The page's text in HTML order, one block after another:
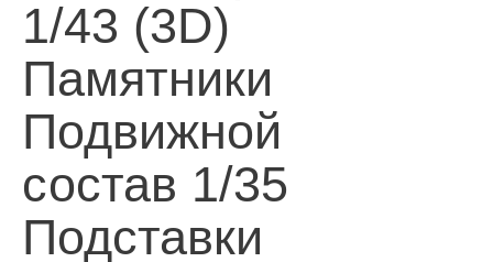
1/43 (3D)
Памятники
Подвижной
состав 1/35
Подставки